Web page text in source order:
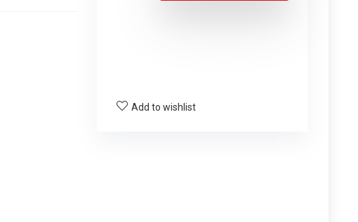
Add to wishlist